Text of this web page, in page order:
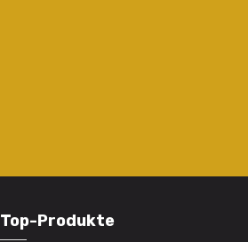
Top-Produkte